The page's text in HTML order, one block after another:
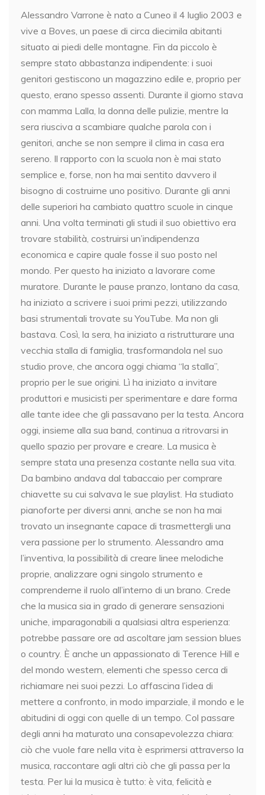
Alessandro Varrone è nato a Cuneo il 4 luglio 2003 e
vive a Boves, un paese di circa diecimila abitanti
situato ai piedi delle montagne. Fin da piccolo è
sempre stato abbastanza indipendente: i suoi
genitori gestiscono un magazzino edile e, proprio per
questo, erano spesso assenti. Durante il giorno stava
con mamma Lalla, la donna delle pulizie, mentre la
sera riusciva a scambiare qualche parola con i
genitori, anche se non sempre il clima in casa era
sereno. Il rapporto con la scuola non è mai stato
semplice e, forse, non ha mai sentito davvero il
bisogno di costruirne uno positivo. Durante gli anni
delle superiori ha cambiato quattro scuole in cinque
anni. Una volta terminati gli studi il suo obiettivo era
trovare stabilità, costruirsi un’indipendenza
economica e capire quale fosse il suo posto nel
mondo. Per questo ha iniziato a lavorare come
muratore. Durante le pause pranzo, lontano da casa,
ha iniziato a scrivere i suoi primi pezzi, utilizzando
basi strumentali trovate su YouTube. Ma non gli
bastava. Così, la sera, ha iniziato a ristrutturare una
vecchia stalla di famiglia, trasformandola nel suo
studio prove, che ancora oggi chiama “la stalla”,
proprio per le sue origini. Lì ha iniziato a invitare
produttori e musicisti per sperimentare e dare forma
alle tante idee che gli passavano per la testa. Ancora
oggi, insieme alla sua band, continua a ritrovarsi in
quello spazio per provare e creare. La musica è
sempre stata una presenza costante nella sua vita.
Da bambino andava dal tabaccaio per comprare
chiavette su cui salvava le sue playlist. Ha studiato
pianoforte per diversi anni, anche se non ha mai
trovato un insegnante capace di trasmettergli una
vera passione per lo strumento. Alessandro ama
l’inventiva, la possibilità di creare linee melodiche
proprie, analizzare ogni singolo strumento e
comprenderne il ruolo all’interno di un brano. Crede
che la musica sia in grado di generare sensazioni
uniche, imparagonabili a qualsiasi altra esperienza:
potrebbe passare ore ad ascoltare jam session blues
o country. È anche un appassionato di Terence Hill e
del mondo western, elementi che spesso cerca di
richiamare nei suoi pezzi. Lo affascina l’idea di
mettere a confronto, in modo imparziale, il mondo e le
abitudini di oggi con quelle di un tempo. Col passare
degli anni ha maturato una consapevolezza chiara:
ciò che vuole fare nella vita è esprimersi attraverso la
musica, raccontare agli altri ciò che gli passa per la
testa. Per lui la musica è tutto: è vita, felicità e